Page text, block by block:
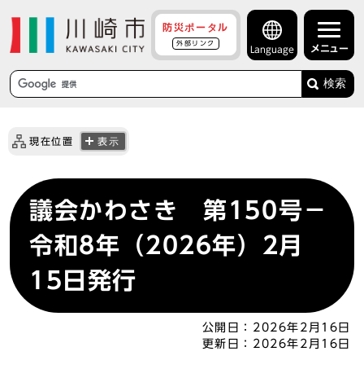
防災ポータル
外部リンク
Language メニュー
検索
現在位置 表示
議会かわさき 第150号－
令和8年（2026年）2月
15日発行
公開日： 2026年2月16日
更新日： 2026年2月16日